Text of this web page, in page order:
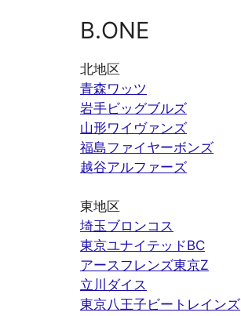
B.ONE
北地区
青森ワッツ
岩手ビッグブルズ
山形ワイヴァンズ
福島ファイヤーボンズ
越谷アルファーズ
東地区
埼玉ブロンコス
東京ユナイテッドBC
アースフレンズ東京Z
立川ダイス
東京八王子ビートレインズ